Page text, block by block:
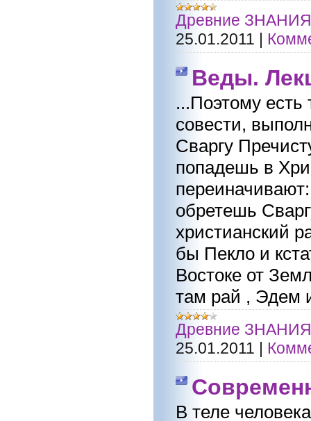
Древние ЗНАНИЯ
25.01.2011 |
Веды.
...Поэтому
совести,
Сваргу
попадешь в
обретешь
христианский
бы Пекло и
Востоке от
там рай , Эдем
Древние ЗНАНИЯ
25.01.2011 |
В теле